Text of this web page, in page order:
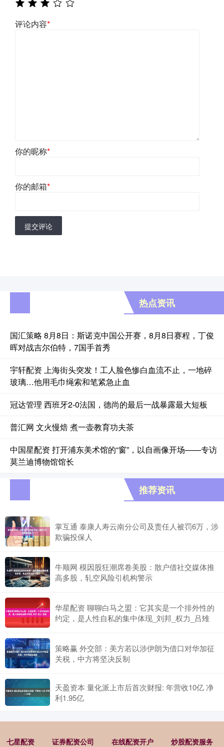
评论内容*
你的昵称*
你的邮箱*
提交评论
热点资讯
国汇策略 8月8日：斯诺克中国公开赛，8月8日赛程，丁俊
晖对战吉尔伯特，7国手首秀
宇轩配资 上海街头突发！工人脸色惨白血流不止，一地碎
玻璃…他用毛巾绳索和笔紧急止血
冠达管理 西班牙2-0法国，德尚的最后一战暴露最大短板
普汇网 文火慢焙 煮一壶教育功夫茶
中国星配资 打开浦东美术馆的“窗”，以自画像开场——专访
莫兰迪博物馆馆长
推荐资讯
掌互通 泰康人寿云南分公司及责任人被罚6万，涉
欺骗投保人
牛顺网 模因股狂潮席卷美股：散户借社交媒体推
高多股，轧空风险引机构警示
华星配资 聊聊白马之盟：它其实是一个排外性的
约定，是人性自私的集中体现_刘邦_权力_吕雉
策略赢 外交部：美方若以涉伊朗为借口对华加征
关税，中方将坚决反制
天盈资本 量化派上市后首次财报: 年营收10亿 净
利1.95亿
七星配资 证券配资公司 在线配资开户 炒股配资服务